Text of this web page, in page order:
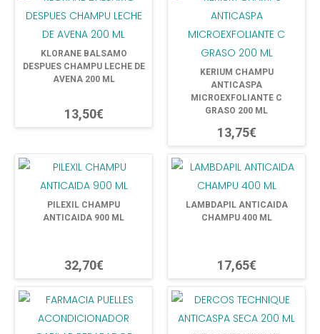
KLORANE BALSAMO
DESPUES CHAMPU LECHE DE
AVENA 200 ML
13,50€
KERIUM CHAMPU
ANTICASPA
MICROEXFOLIANTE C
GRASO 200 ML
13,75€
PILEXIL CHAMPU
ANTICAIDA 900 ML
32,70€
LAMBDAPIL ANTICAIDA
CHAMPU 400 ML
17,65€